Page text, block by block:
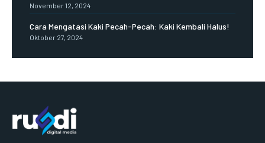
November 12, 2024
Cara Mengatasi Kaki Pecah-Pecah: Kaki Kembali Halus!
Oktober 27, 2024